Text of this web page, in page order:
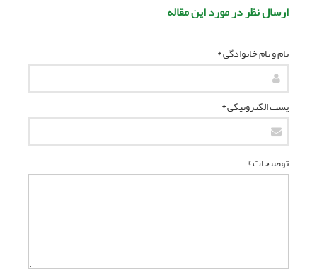
ارسال نظر در مورد این مقاله
نام و نام خانوادگی *
پست الکترونیکی *
توضیحات *